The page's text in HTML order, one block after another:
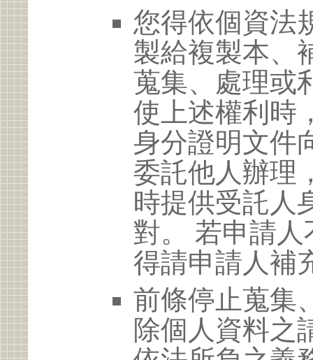
您得依個資法
製給複製本、
蒐集、處理或
使上述權利時
身分證明文件
委託他人辦理
時提供受託人
對。 若申請
得請申請人補
前條停止蒐集
除個人資料之